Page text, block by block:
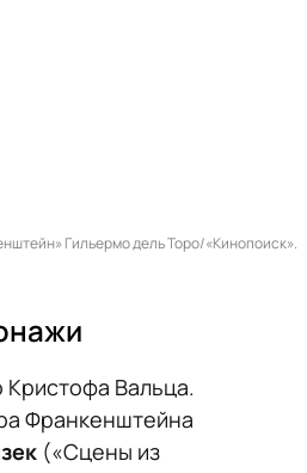
Гильермо дель Торо/«Кинопоиск».
Кристофа Вальца.
Франкенштейна
(«Сцены из